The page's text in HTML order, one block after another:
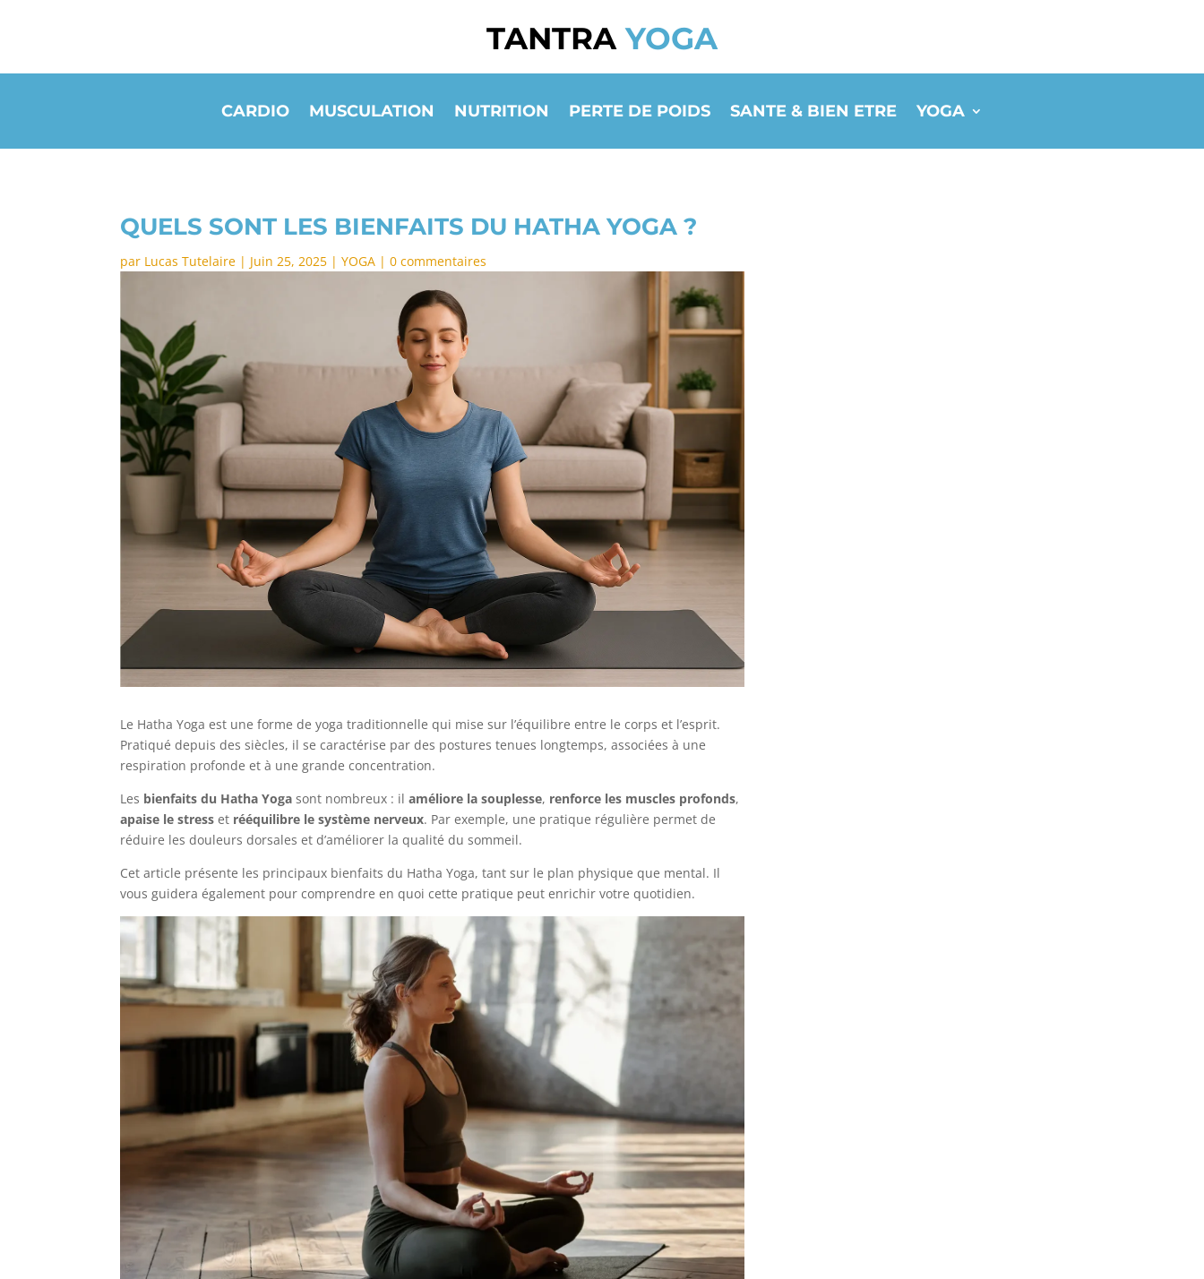
TANTRAYOGA
CARDIO MUSCULATION NUTRITION PERTE DE POIDS SANTE & BIEN ETRE YOGA
QUELS SONT LES BIENFAITS DU HATHA YOGA ?
par Lucas Tutelaire | Juin 25, 2025 |YOGA |0 commentaires
Le Hatha Yoga est une forme de yoga traditionnelle qui mise sur l’équilibre entre le corps et l’esprit.
Pratiqué depuis des siècles, il se caractérise par des postures tenues longtemps, associées à une
respiration profonde et à une grande concentration.
Les bienfaits du Hatha Yoga sont nombreux : ilaméliore la souplesse, renforce les muscles profonds,
apaise le stress et rééquilibre le système nerveux. Par exemple, une pratique régulière permet de
réduire les douleurs dorsales et d’améliorer la qualité du sommeil.
Cet article présente les principaux bienfaits du Hatha Yoga, tant sur le plan physique que mental. Il
vous guidera également pour comprendre en quoi cette pratique peut enrichir votre quotidien.